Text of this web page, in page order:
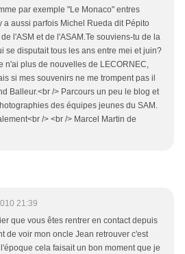
par exemple "Le Monaco" entres
a aussi parfois Michel Rueda dit Pépito
l'ASM et de l'ASAM.Te souviens-tu de la
se disputait tous les ans entre mei et juin?
n'ai plus de nouvelles de LECORNEC,
si mes souvenirs ne me trompent pas il
Balleur.<br /> Parcours un peu le blog et
des équipes jeunes du SAM.
/> <br /> Marcel Martin de
21:39
que vous êtes rentrer en contact depuis
de voir mon oncle Jean retrouver c'est
cela faisait un bon moment que je